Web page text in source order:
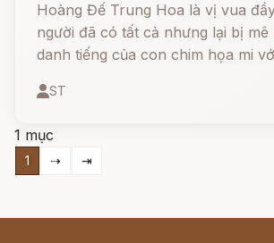
Hoàng Đế Trung Hoa là vị vua
người đã có tất cả nhưng lại bị mê
danh tiếng của con chim họa mi
tiếng hót của họa mi đã chinh
mình khi một con chim máy lấp
ST
1 mục
1 ⇢ ⇥